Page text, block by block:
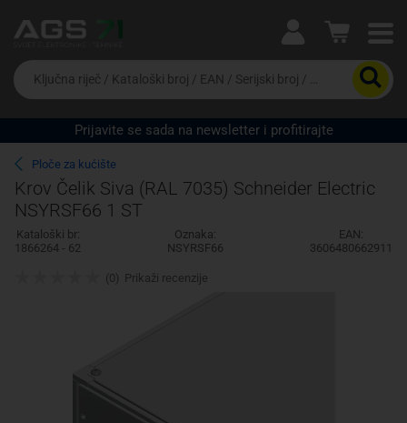
Ova postavka prilagođava asortiman proizvoda i
cijene vašim potrebama.
Da
biste
potražili
proizvod,
unesite
ključnu
riječ,
kataloški
broj,
EAN
ili
Prijavite se sada na newsletter i profitirajte
Ploče za kućište
Krov Čelik Siva (RAL 7035) Schneider Electric
NSYRSF66 1 ST
Kataloški br:
1866264 - 62
Oznaka:
NSYRSF66
EAN:
3606480662911
(0) Prikaži recenzije